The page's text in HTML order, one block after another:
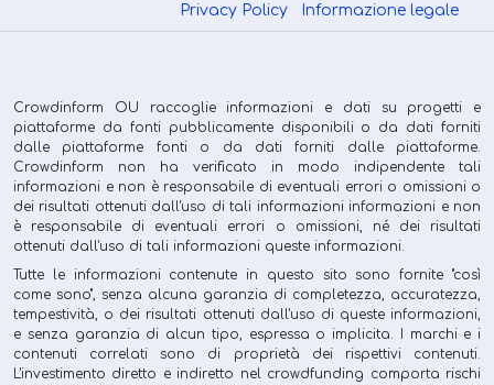
Privacy Policy
Informazione legale
Crowdinform OU raccoglie informazioni e dati su progetti e
piattaforme da fonti pubblicamente disponibili o da dati forniti
dalle piattaforme fonti o da dati forniti dalle piattaforme.
Crowdinform non ha verificato in modo indipendente tali
informazioni e non è responsabile di eventuali errori o omissioni o
dei risultati ottenuti dall'uso di tali informazioni informazioni e non
è responsabile di eventuali errori o omissioni, né dei risultati
ottenuti dall'uso di tali informazioni queste informazioni.
Tutte le informazioni contenute in questo sito sono fornite "così
come sono", senza alcuna garanzia di completezza, accuratezza,
tempestività, o dei risultati ottenuti dall'uso di queste informazioni,
e senza garanzia di alcun tipo, espressa o implicita. I marchi e i
contenuti correlati sono di proprietà dei rispettivi contenuti.
L'investimento diretto e indiretto nel crowdfunding comporta rischi